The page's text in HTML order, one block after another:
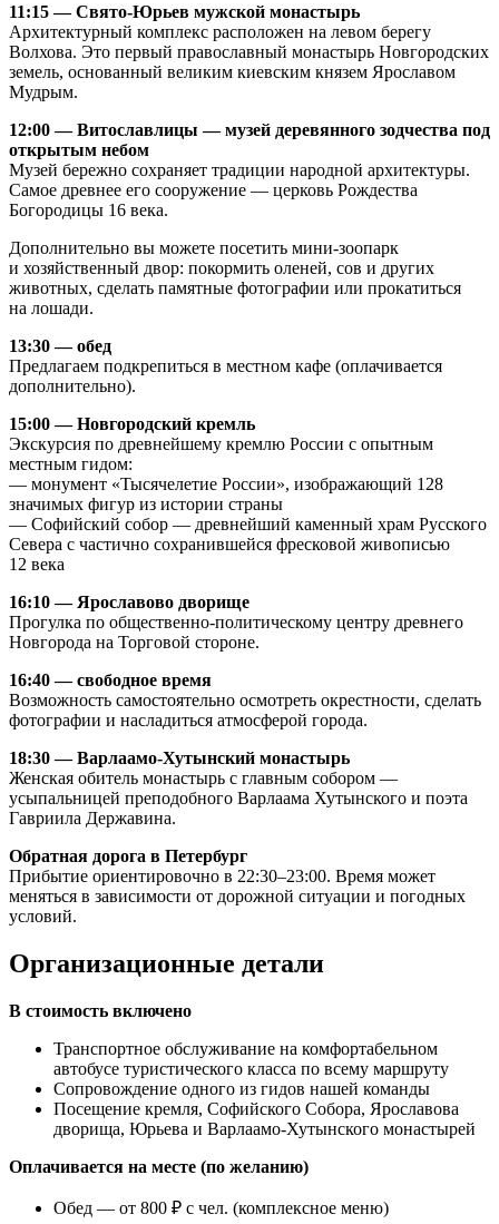
11:15 — Свято-Юрьев мужской монастырь
Архитектурный комплекс расположен на левом берегу
Волхова. Это первый православный монастырь Новгородских
земель, основанный великим киевским князем Ярославом
Мудрым.
12:00 — Витославлицы — музей деревянного зодчества под
открытым небом
Музей бережно сохраняет традиции народной архитектуры.
Самое древнее его сооружение — церковь Рождества
Богородицы 16 века.
Дополнительно вы можете посетить мини-зоопарк
и хозяйственный двор: покормить оленей, сов и других
животных, сделать памятные фотографии или прокатиться
на лошади.
13:30 — обед
Предлагаем подкрепиться в местном кафе (оплачивается
дополнительно).
15:00 — Новгородский кремль
Экскурсия по древнейшему кремлю России с опытным
местным гидом:
— монумент «Тысячелетие России», изображающий 128
значимых фигур из истории страны
— Софийский собор — древнейший каменный храм Русского
Севера с частично сохранившейся фресковой живописью
12 века
16:10 — Ярославово дворище
Прогулка по общественно-политическому центру древнего
Новгорода на Торговой стороне.
16:40 — свободное время
Возможность самостоятельно осмотреть окрестности, сделать
фотографии и насладиться атмосферой города.
18:30 — Варлаамо-Хутынский монастырь
Женская обитель монастырь с главным собором —
усыпальницей преподобного Варлаама Хутынского и поэта
Гавриила Державина.
Обратная дорога в Петербург
Прибытие ориентировочно в 22:30–23:00. Время может
меняться в зависимости от дорожной ситуации и погодных
условий.
Организационные детали
В стоимость включено
Транспортное обслуживание на комфортабельном
автобусе туристического класса по всему маршруту
Сопровождение одного из гидов нашей команды
Посещение кремля, Софийского Собора, Ярославова
дворища, Юрьева и Варлаамо-Хутынского монастырей
Оплачивается на месте (по желанию)
Обед — от 800 ₽ с чел. (комплексное меню)